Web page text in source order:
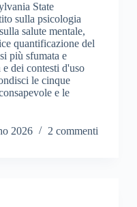
State
sulla psicologia
salute mentale,
quantificazione del
più sfumata e
dei contesti d'uso
le cinque
e le
2026 2 commenti